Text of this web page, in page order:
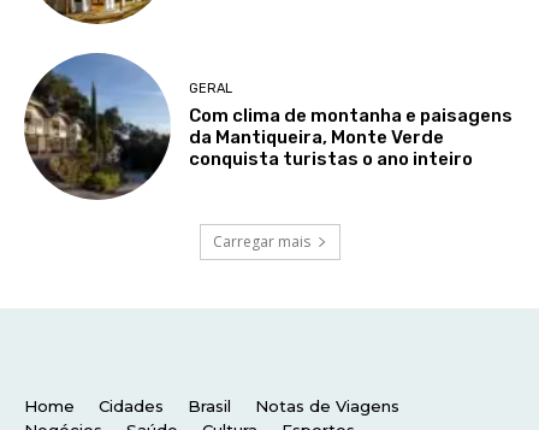
Home Cidades Brasil
Notas de Viagens